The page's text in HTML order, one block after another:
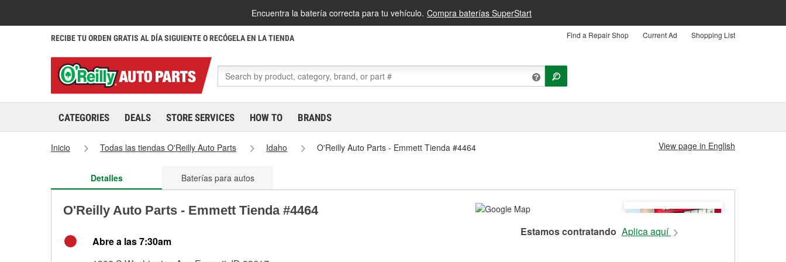
Encuentra la batería correcta para tu vehículo. Compra baterías SuperStart
RECIBE TU ORDEN GRATIS AL DÍA SIGUIENTE O RECÓGELA EN LA TIENDA Find a Repair Shop Current Ad Shopping List
CATEGORIES DEALS STORE SERVICES HOW TO BRANDS
Inicio Todas las tiendas O'Reilly Auto Parts Idaho O'Reilly Auto Parts - Emmett Tienda #4464 View page in English
Detalles Baterías para autos
O'Reilly Auto Parts - Emmett Tienda #4464
Abre a las 7:30am
Estamos contratando Aplica aquí